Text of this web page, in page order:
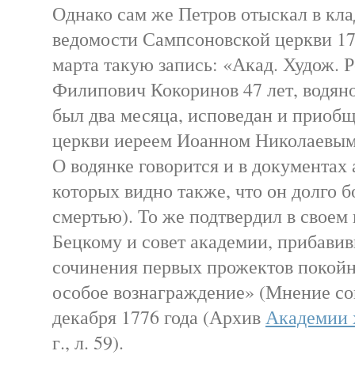
Однако сам же Петров отыскал в
ведомости Сампсоновской церкви
марта такую запись: «Акад. Худож.
Филипович Кокоринов 47 лет,
был два месяца, исповедан и
церкви иереем Иоанном
О водянке говорится и в
которых видно также, что он долго
смертью). То же подтвердил в своем
Бецкому и совет академии,
сочинения первых прожектов
особое вознаграждение» (Мнение
декабря 1776 года (АрхивАкадемии
г., л. 59).